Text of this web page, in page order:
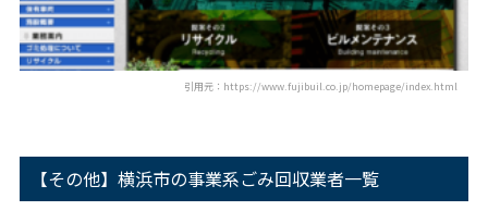
引用元：https://www.fujibuil.co.jp/homepage/index.html
【その他】横浜市の事業系ごみ回収業者一覧